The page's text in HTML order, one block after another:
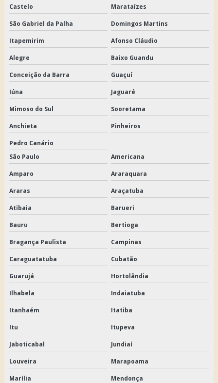
Castelo Marataízes
São Gabriel da Palha Domingos Martins
Itapemirim Afonso Cláudio
Alegre Baixo Guandu
Conceição da Barra Guaçuí
Iúna Jaguaré
Mimoso do Sul Sooretama
Anchieta Pinheiros
Pedro Canário
São Paulo
Americana
Amparo Araraquara
Araras Araçatuba
Atibaia Barueri
Bauru Bertioga
Bragança Paulista Campinas
Caraguatatuba Cubatão
Guarujá Hortolândia
Ilhabela Indaiatuba
Itanhaém Itatiba
Itu Itupeva
Jaboticabal Jundiaí
Louveira Marapoama
Marília Mendonça